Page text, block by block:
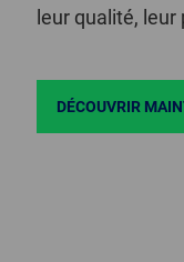
leur qualité,
DÉCOUVRIR